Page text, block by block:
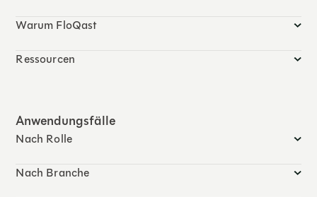
Warum FloQast
Ressourcen
Anwendungsfälle
Nach Rolle
Nach Branche